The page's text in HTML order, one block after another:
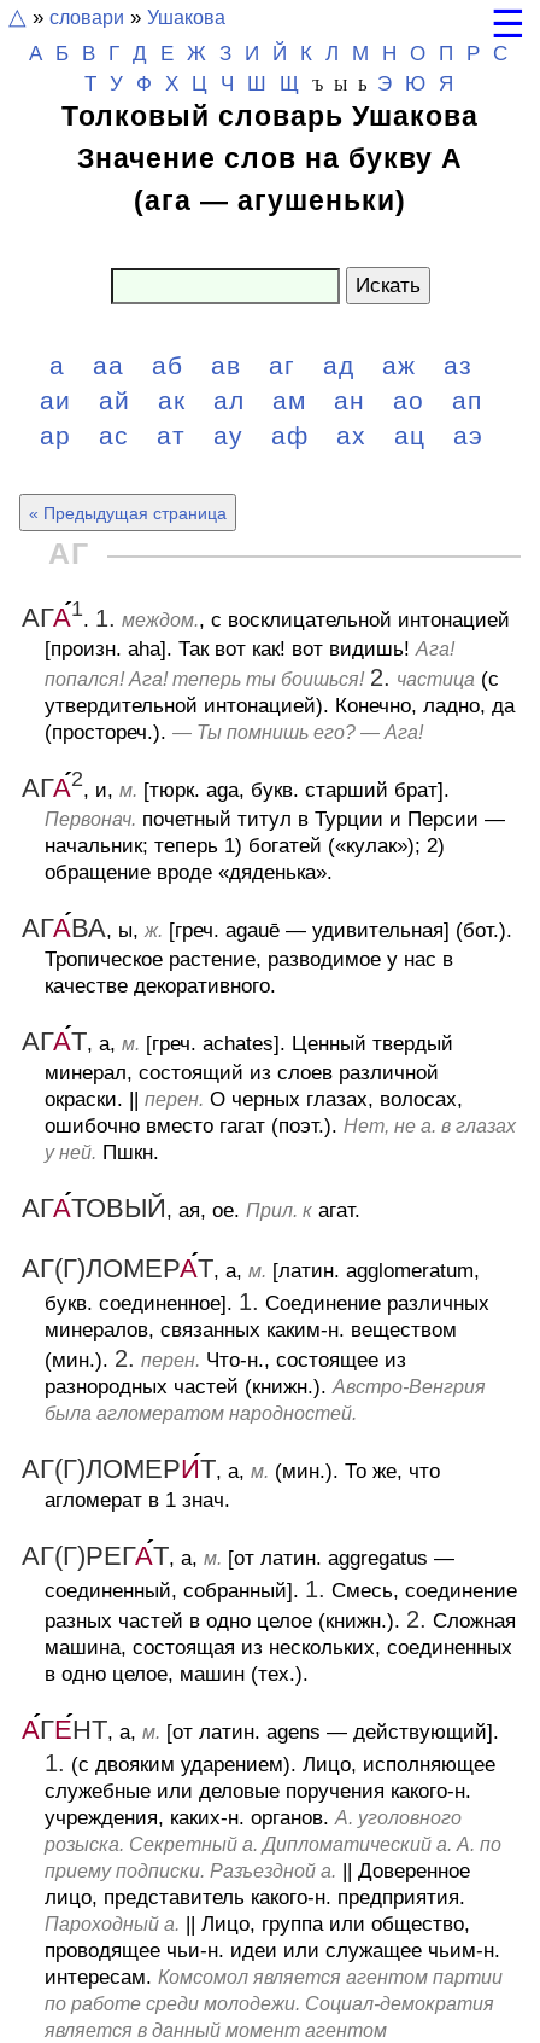
☰
△ » словари » Ушакова
А Б В Г Д Е Ж З И Й К Л М Н О П Р
С
Т У Ф Х Ц Ч Ш Щ Ъ Ы Ь Э Ю Я
Толковый словарь Ушакова
Значение слов на букву А
(ага — агушеньки)
Искать
а аа аб ав аг ад аж
аз
аи
ай ак ал ам ан ао
ап
ар
ас ат ау аф ах ац аэ
« Предыдущая страница
АГ
АГА1. 1. междом., с восклицательной интонацией
[произн. aha]. Так вот как! вот видишь! Ага!
попался! Ага! теперь ты боишься! 2. частица (с
утвердительной интонацией). Конечно, ладно, да
(простореч.). — Ты помнишь его? — Ага!
АГА2, и, м. [тюрк. aga, букв. старший брат].
Первонач. почетный титул в Турции и Персии —
начальник; теперь 1) богатей («кулак»); 2)
обращение вроде «дяденька».
АГАВА, ы,ж. [греч. agauē — удивительная] (бот.).
Тропическое растение, разводимое у нас в
качестве декоративного.
АГАТ, а, м. [греч. achates]. Ценный твердый
минерал, состоящий из слоев различной
окраски.
перен. О черных глазах, волосах,
ошибочно вместо гагат (поэт.). Нет, не а. в глазах
у ней. Пшкн.
АГАТОВЫЙ, ая, ое. Прил. к агат.
АГ(Г)ЛОМЕРАТ, а, м. [латин. agglomeratum,
букв. соединенное]. 1. Соединение различных
минералов, связанных каким-н. веществом
(мин.). 2. перен. Что-н., состоящее из
разнородных частей (книжн.). Австро-Венгрия
была агломератом народностей.
АГ(Г)ЛОМЕРИТ, а, м. (мин.). То же, что
агломерат в 1 знач.
АГ(Г)РЕГАТ, а, м. [от латин. aggregatus —
соединенный, собранный]. 1. Смесь, соединение
разных частей в одно целое (книжн.). 2. Сложная
машина, состоящая из нескольких, соединенных
в одно целое, машин (тех.).
АГЕНТ, а, м. [от латин. agens — действующий].
1. (с двояким ударением). Лицо, исполняющее
служебные или деловые поручения какого-н.
учреждения, каких-н. органов. А. уголовного
розыска. Секретный а. Дипломатический а. А. по
приему подписки. Разъездной а.
Доверенное
лицо, представитель какого-н. предприятия.
Пароходный а.
Лицо, группа или общество,
проводящее чьи-н. идеи или служащее чьим-н.
интересам. Комсомол является агентом партии
по работе среди молодежи. Социал-демократия
является в данный момент агентом